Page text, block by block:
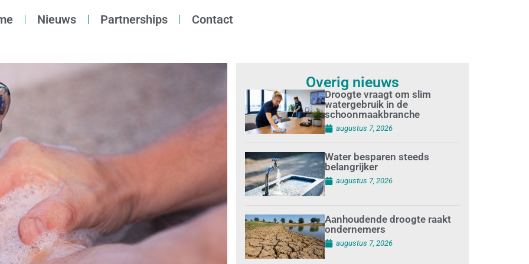
Nieuws Partnerships Contact
Overig nieuws
Droogte vraagt om slim
watergebruik in de
schoonmaakbranche
augustus 7, 2026
Water besparen steeds
belangrijker
augustus 7, 2026
Aanhoudende droogte raakt
ondernemers
augustus 7, 2026